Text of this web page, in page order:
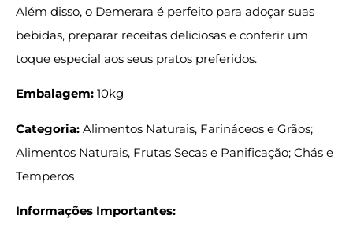
Além disso, o Demerara é perfeito para adoçar suas
bebidas, preparar receitas deliciosas e conferir um
toque especial aos seus pratos preferidos.
Embalagem: 10kg
Categoria: Alimentos Naturais, Farináceos e Grãos;
Alimentos Naturais, Frutas Secas e Panificação; Chás e
Temperos
Informações Importantes: